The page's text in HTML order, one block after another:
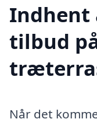
Indhent
tilbud
Når det